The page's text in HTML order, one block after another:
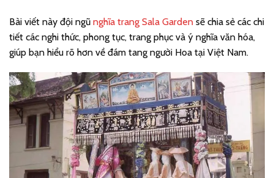
Bài viết này đội ngũ nghĩa trang Sala Garden sẽ chia sẻ các chi
tiết các nghi thức, phong tục, trang phục và ý nghĩa văn hóa,
giúp bạn hiểu rõ hơn về đám tang người Hoa tại Việt Nam.